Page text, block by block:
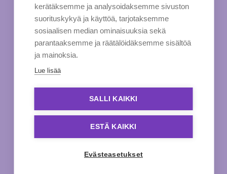
kerätäksemme ja analysoidaksemme sivuston
suorituskykyä ja käyttöä, tarjotaksemme
sosiaalisen median ominaisuuksia sekä
parantaaksemme ja räätälöidäksemme sisältöä
ja mainoksia.
Lue lisää
SALLI KAIKKI
ESTÄ KAIKKI
Evästeasetukset